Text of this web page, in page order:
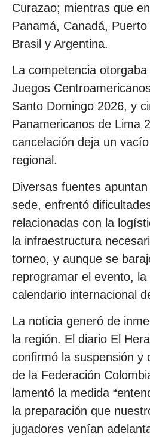
Curazao; mientras que
Panamá, Canadá,
Brasil y Argentina.
La competencia
Juegos
Santo Domingo 2026, y
Panamericanos de Lima
cancelación deja un
regional.
Diversas fuentes
sede, enfrentó
relacionadas con la
la infraestructura
torneo, y aunque se
reprogramar el evento,
calendario internacional
La noticia generó de
la región. El diario El
confirmó la suspensión y
de la Federación
lamentó la medida
la preparación que
jugadores venían